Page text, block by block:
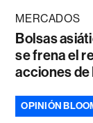
MERCADOS
Bolsas
se frena el
acciones de
OPINIÓN